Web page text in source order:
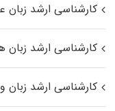
کارشناسی ارشد زبان
کارشناسی ارشد زبان‌
کارشناسی ارشد زبان